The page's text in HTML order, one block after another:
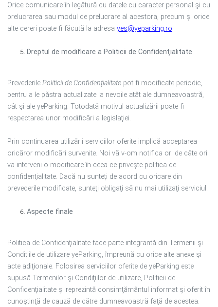
Orice comunicare în legătură cu datele cu caracter personal şi cu
prelucrarea sau modul de prelucrare al acestora, precum şi orice
alte cereri poate fi făcută la adresa yes@yeparking.ro.
Dreptul de modificare a Politicii de Confidenţialitate
Prevederile Politicii de Confidenţialitate pot fi modificate periodic,
pentru a le păstra actualizate la nevoile atât ale dumneavoastră,
cât şi ale yeParking. Totodată motivul actualizării poate fi
respectarea unor modificări a legislaţiei.
Prin continuarea utilizării serviciilor oferite implică acceptarea
oricăror modificări survenite. Noi vă v-om notifica ori de câte ori
va interveni o modificare în ceea ce priveşte politica de
confidenţialitate. Dacă nu sunteţi de acord cu oricare din
prevederile modificate, sunteţi obligaţi să nu mai utilizaţi serviciul.
Aspecte finale
Politica de Confidenţialitate face parte integrantă din Termenii şi
Condiţiile de utilizare yeParking, împreună cu orice alte anexe şi
acte adiţionale. Folosirea serviciilor oferite de yeParking este
supusă Termenilor şi Condiţiilor de utilizare, Politicii de
Confidenţialitate şi reprezintă consimţământul informat şi oferit în
cunoştinţă de cauză de către dumneavoastră faţă de acestea.